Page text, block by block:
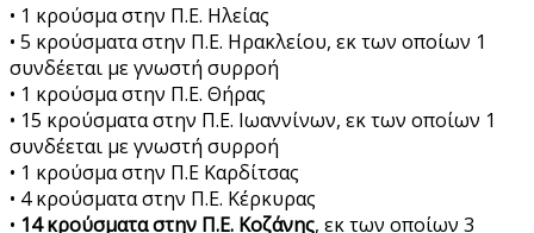
• 1 κρούσμα στην Π.Ε. Ηλείας
• 5 κρούσματα στην Π.Ε. Ηρακλείου, εκ των οποίων 1
συνδέεται με γνωστή συρροή
• 1 κρούσμα στην Π.Ε. Θήρας
• 15 κρούσματα στην Π.Ε. Ιωαννίνων, εκ των οποίων 1
συνδέεται με γνωστή συρροή
• 1 κρούσμα στην Π.Ε Καρδίτσας
• 4 κρούσματα στην Π.Ε. Κέρκυρας
• 14 κρούσματα στην Π.Ε. Κοζάνης, εκ των οποίων 3